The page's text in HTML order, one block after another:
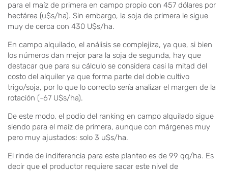
para el maíz de primera en campo propio con 457 dólares por
hectárea (u$s/ha). Sin embargo, la soja de primera le sigue
muy de cerca con 430 U$s/ha.
En campo alquilado, el análisis se complejiza, ya que, si bien
los números dan mejor para la soja de segunda, hay que
destacar que para su cálculo se considera casi la mitad del
costo del alquiler ya que forma parte del doble cultivo
trigo/soja, por lo que lo correcto sería analizar el margen de la
rotación (-67 U$s/ha).
De este modo, el podio del ranking en campo alquilado sigue
siendo para el maíz de primera, aunque con márgenes muy
pero muy ajustados: solo 3 u$s/ha.
El rinde de indiferencia para este planteo es de 99 qq/ha. Es
decir que el productor requiere sacar este nivel de